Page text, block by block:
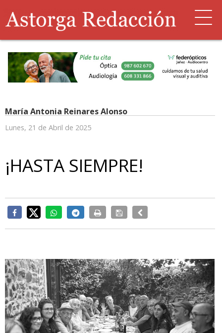
María Antonia Reinares Alonso
Lunes, 21 de Abril de 2025
¡HASTA SIEMPRE!